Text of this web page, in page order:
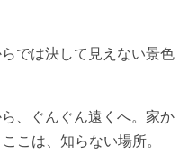
では決して見えない景色
、ぐんぐん遠くへ。家か
こは、知らない場所。